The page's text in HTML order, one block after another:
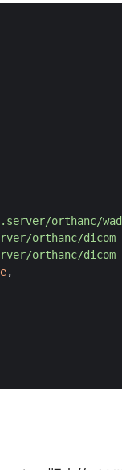
orthanc/
orthanc/dicom-
orthanc/dicom-
,